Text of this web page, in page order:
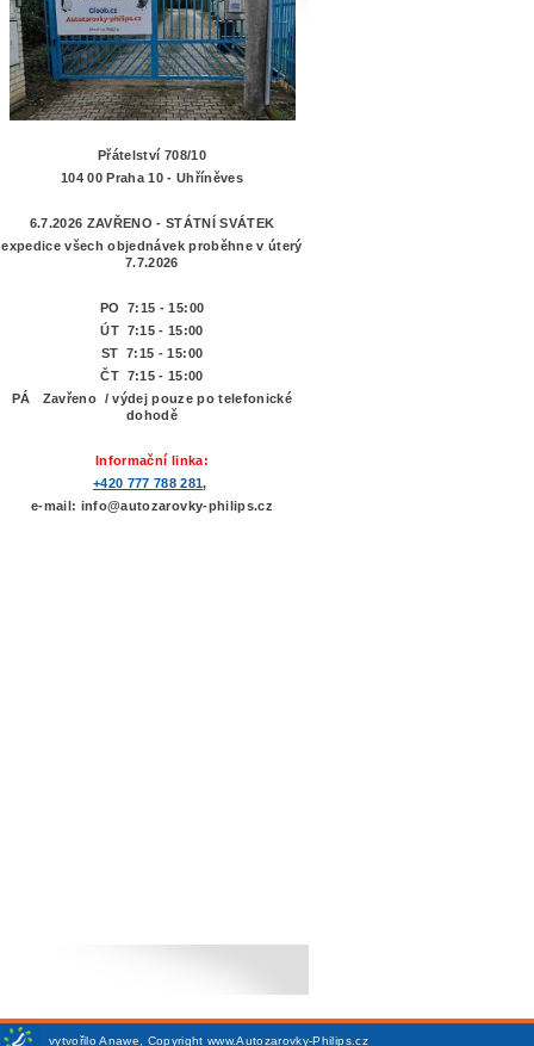
Přátelství 708/10
104 00 Praha 10 - Uhříněves
6.7.2026 ZAVŘENO - STÁTNÍ SVÁTEK
expedice všech objednávek proběhne v úterý
7.7.2026
PO 7:15 - 15:00
ÚT 7:15 - 15:00
ST 7:15 - 15:00
ČT 7:15 - 15:00
PÁ Zavřeno / výdej pouze po telefonické
dohodě
Informační linka:
+420 777 788 281,
e-mail: info@autozarovky-philips.cz
vytvořiloAnawe, Copyright www.Autozarovky-Philips.cz